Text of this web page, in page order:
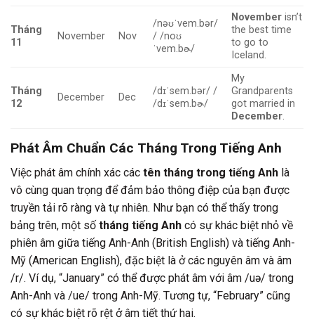
Tháng
11
November Nov
/nəʊˈvem.bər/
/ /noʊ
ˈvem.bɚ/
November isn’t
the best time
to go to
Iceland.
Tháng
12
December Dec
/dɪˈsem.bər/ /
/dɪˈsem.bɚ/
My
Grandparents
got married in
December.
Phát Âm Chuẩn Các Tháng Trong Tiếng Anh
Việc phát âm chính xác các tên tháng trong tiếng Anh là
vô cùng quan trọng để đảm bảo thông điệp của bạn được
truyền tải rõ ràng và tự nhiên. Như bạn có thể thấy trong
bảng trên, một số tháng tiếng Anh có sự khác biệt nhỏ về
phiên âm giữa tiếng Anh-Anh (British English) và tiếng Anh-
Mỹ (American English), đặc biệt là ở các nguyên âm và âm
/r/. Ví dụ, “January” có thể được phát âm với âm /uə/ trong
Anh-Anh và /ue/ trong Anh-Mỹ. Tương tự, “February” cũng
có sự khác biệt rõ rệt ở âm tiết thứ hai.